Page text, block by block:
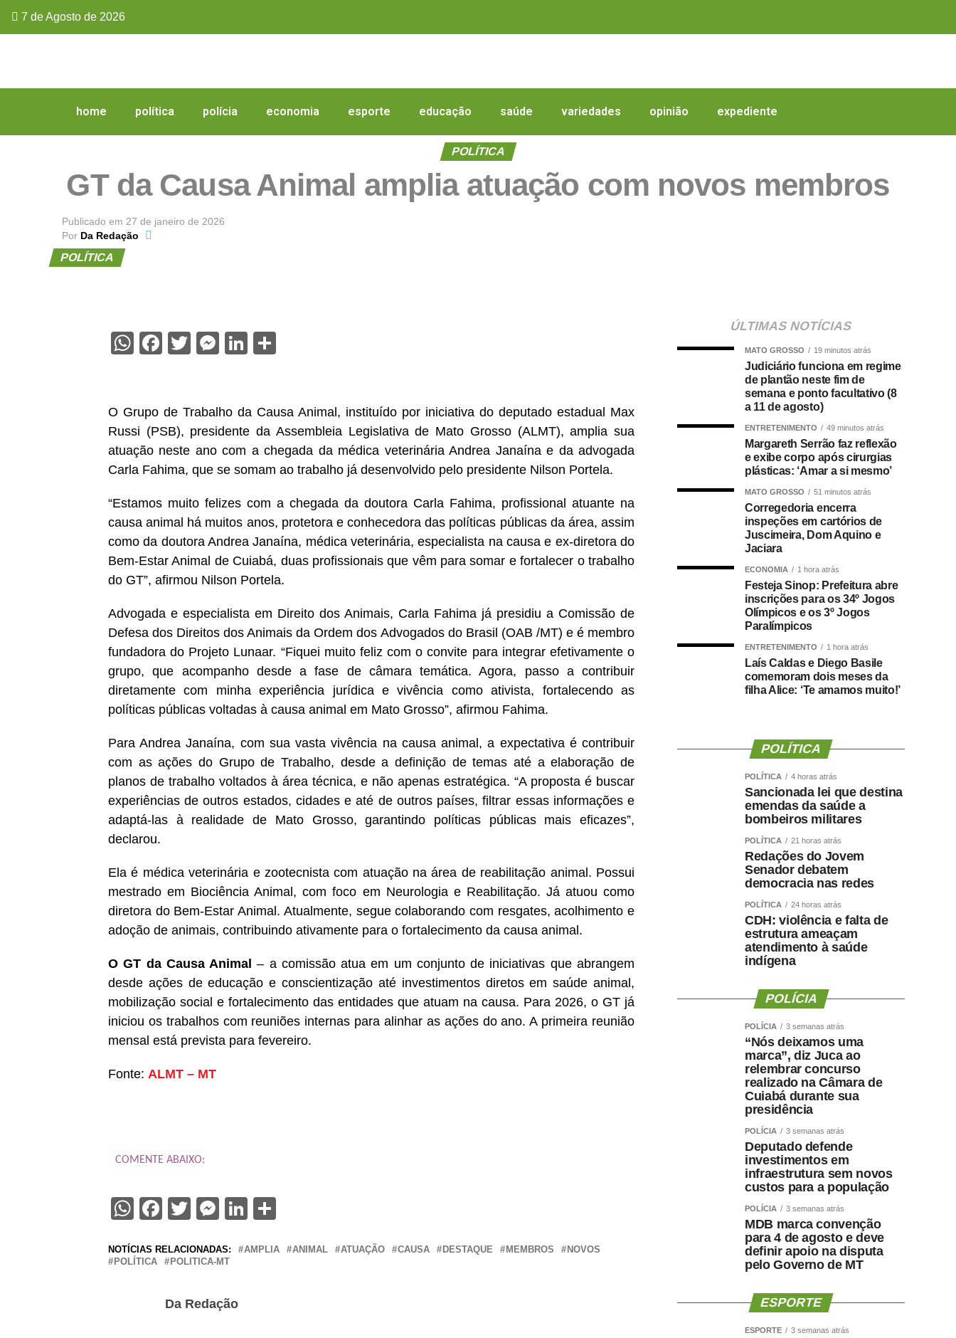
7 de Agosto de 2026
home política polícia economia esporte educação saúde variedades opinião expediente
POLÍTICA
GT da Causa Animal amplia atuação com novos membros
Publicado em 27 de janeiro de 2026
Por Da Redação
POLÍTICA
WhatsApp
Facebook
Twitter
Messenger
LinkedIn
O Grupo de Trabalho da Causa Animal, instituído por iniciativa do deputado estadual Max
Russi (PSB), presidente da Assembleia Legislativa de Mato Grosso (ALMT), amplia sua
atuação neste ano com a chegada da médica veterinária Andrea Janaína e da advogada
Carla Fahima, que se somam ao trabalho já desenvolvido pelo presidente Nilson Portela.
“Estamos muito felizes com a chegada da doutora Carla Fahima, profissional atuante na
causa animal há muitos anos, protetora e conhecedora das políticas públicas da área, assim
como da doutora Andrea Janaína, médica veterinária, especialista na causa e ex-diretora do
Bem-Estar Animal de Cuiabá, duas profissionais que vêm para somar e fortalecer o trabalho
do GT”, afirmou Nilson Portela.
Advogada e especialista em Direito dos Animais, Carla Fahima já presidiu a Comissão de
Defesa dos Direitos dos Animais da Ordem dos Advogados do Brasil (OAB /MT) e é membro
fundadora do Projeto Lunaar. “Fiquei muito feliz com o convite para integrar efetivamente o
grupo, que acompanho desde a fase de câmara temática. Agora, passo a contribuir
diretamente com minha experiência jurídica e vivência como ativista, fortalecendo as
políticas públicas voltadas à causa animal em Mato Grosso”, afirmou Fahima.
Para Andrea Janaína, com sua vasta vivência na causa animal, a expectativa é contribuir
com as ações do Grupo de Trabalho, desde a definição de temas até a elaboração de
planos de trabalho voltados à área técnica, e não apenas estratégica. “A proposta é buscar
experiências de outros estados, cidades e até de outros países, filtrar essas informações e
adaptá-las à realidade de Mato Grosso, garantindo políticas públicas mais eficazes”,
declarou.
Ela é médica veterinária e zootecnista com atuação na área de reabilitação animal. Possui
mestrado em Biociência Animal, com foco em Neurologia e Reabilitação. Já atuou como
diretora do Bem-Estar Animal. Atualmente, segue colaborando com resgates, acolhimento e
adoção de animais, contribuindo ativamente para o fortalecimento da causa animal.
O GT da Causa Animal– a comissão atua em um conjunto de iniciativas que abrangem
desde ações de educação e conscientização até investimentos diretos em saúde animal,
mobilização social e fortalecimento das entidades que atuam na causa. Para 2026, o GT já
iniciou os trabalhos com reuniões internas para alinhar as ações do ano. A primeira reunião
mensal está prevista para fevereiro.
Fonte: ALMT – MT
COMENTE ABAIXO:
WhatsApp
Facebook
Twitter
Messenger
LinkedIn
NOTÍCIAS RELACIONADAS: AMPLIA ANIMAL ATUAÇÃO CAUSA DESTAQUE MEMBROS
NOVOS
POLÍTICA
POLITICA-MT
Da Redação
ÚLTIMAS NOTÍCIAS
MATO GROSSO 19 minutos atrás
Judiciário funciona em regime
de plantão neste fim de
semana e ponto facultativo (8
a 11 de agosto)
ENTRETENIMENTO 49 minutos atrás
Margareth Serrão faz reflexão
e exibe corpo após cirurgias
plásticas: ‘Amar a si mesmo’
MATO GROSSO 51 minutos atrás
Corregedoria encerra
inspeções em cartórios de
Juscimeira, Dom Aquino e
Jaciara
ECONOMIA 1 hora atrás
Festeja Sinop: Prefeitura abre
inscrições para os 34º Jogos
Olímpicos e os 3º Jogos
Paralímpicos
ENTRETENIMENTO 1 hora atrás
Laís Caldas e Diego Basile
comemoram dois meses da
filha Alice: ‘Te amamos muito!’
POLÍTICA
POLÍTICA 4 horas atrás
Sancionada lei que destina
emendas da saúde a
bombeiros militares
POLÍTICA 21 horas atrás
Redações do Jovem
Senador debatem
democracia nas redes
POLÍTICA 24 horas atrás
CDH: violência e falta de
estrutura ameaçam
atendimento à saúde
indígena
POLÍCIA
POLÍCIA 3 semanas atrás
“Nós deixamos uma
marca”, diz Juca ao
relembrar concurso
realizado na Câmara de
Cuiabá durante sua
presidência
POLÍCIA 3 semanas atrás
Deputado defende
investimentos em
infraestrutura sem novos
custos para a população
POLÍCIA 3 semanas atrás
MDB marca convenção
para 4 de agosto e deve
definir apoio na disputa
pelo Governo de MT
ESPORTE
ESPORTE 3 semanas atrás